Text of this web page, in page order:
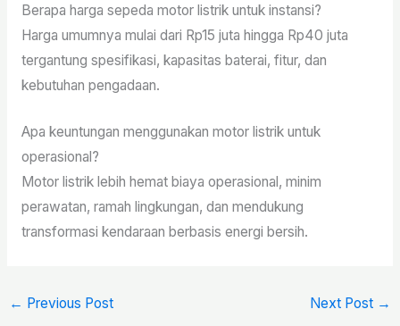
Berapa harga sepeda motor listrik untuk instansi?
Harga umumnya mulai dari Rp15 juta hingga Rp40 juta
tergantung spesifikasi, kapasitas baterai, fitur, dan
kebutuhan pengadaan.
Apa keuntungan menggunakan motor listrik untuk
operasional?
Motor listrik lebih hemat biaya operasional, minim
perawatan, ramah lingkungan, dan mendukung
transformasi kendaraan berbasis energi bersih.
← Previous Post Next Post →